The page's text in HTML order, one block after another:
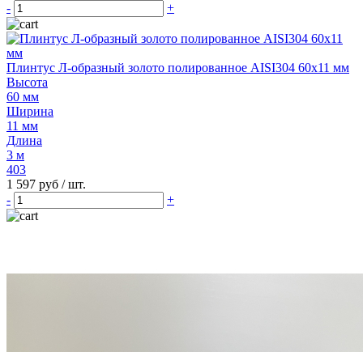
-
+
Плинтус Л-образный золото полированное AISI304 60х11 мм
Высота
60 мм
Ширина
11 мм
Длина
3 м
403
1 597 руб / шт.
-
+